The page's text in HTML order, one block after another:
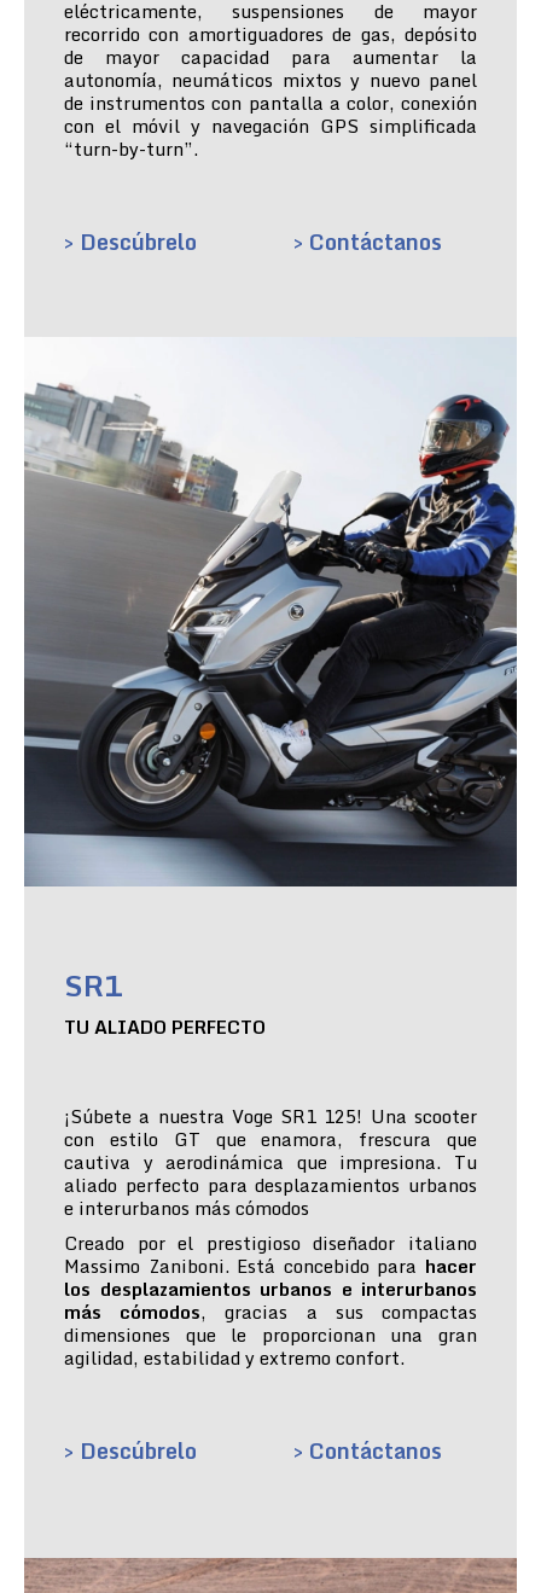
eléctricamente, suspensiones de mayor
recorrido con amortiguadores de gas, depósito
de mayor capacidad para aumentar la
autonomía, neumáticos mixtos y nuevo panel
de instrumentos con pantalla a color, conexión
con el móvil y navegación GPS simplificada
“turn-by-turn”.
> Descúbrelo > Contáctanos
SR1
TU ALIADO PERFECTO
¡Súbete a nuestra Voge SR1 125! Una scooter
con estilo GT que enamora, frescura que
cautiva y aerodinámica que impresiona. Tu
aliado perfecto para desplazamientos urbanos
e interurbanos más cómodos
Creado por el prestigioso diseñador italiano
Massimo Zaniboni. Está concebido para hacer
los desplazamientos urbanos e interurbanos
más cómodos, gracias a sus compactas
dimensiones que le proporcionan una gran
agilidad, estabilidad y extremo confort.
> Descúbrelo > Contáctanos